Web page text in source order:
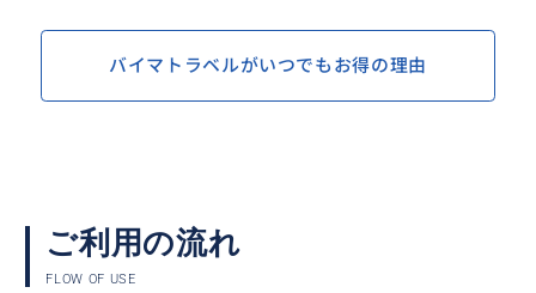
バイマトラベルがいつでもお得の理由
ご利用の流れ
FLOW OF USE